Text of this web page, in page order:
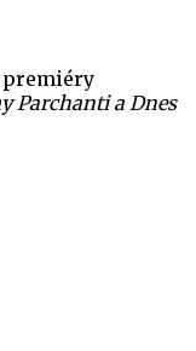
Parchanti a Dnes